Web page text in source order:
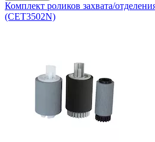
Комплект роликов захвата/
(CET3502N)